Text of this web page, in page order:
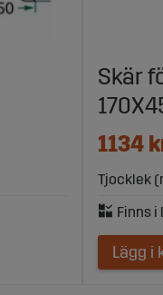
Skär
1134
Tjocklek
Lägg i